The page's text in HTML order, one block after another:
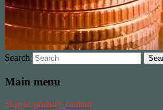
Search
Main menu
Skip to primary content